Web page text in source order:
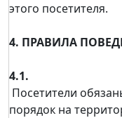
этого посетителя.
4. ПРАВИЛА
4.1.
Посетители
порядок на